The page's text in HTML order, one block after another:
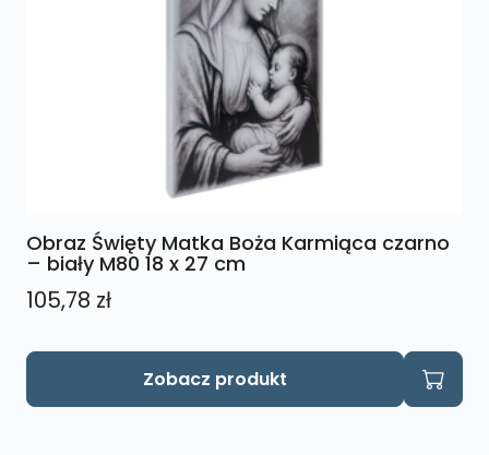
Obraz Święty Matka Boża Karmiąca czarno
– biały M80 18 x 27 cm
105,78 zł
Zobacz produkt